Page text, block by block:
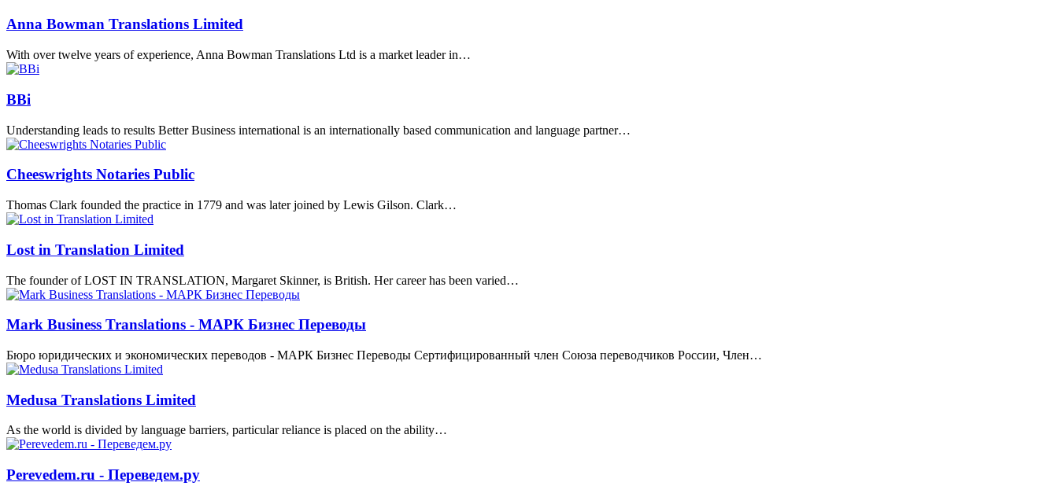
Anna Bowman Translations Limited
With over twelve years of experience, Anna Bowman Translations Ltd is a market leader in…
BBi
Understanding leads to results Better Business international is an internationally based communication and language partner…
Cheeswrights Notaries Public
Thomas Clark founded the practice in 1779 and was later joined by Lewis Gilson. Clark…
Lost in Translation Limited
The founder of LOST IN TRANSLATION, Margaret Skinner, is British. Her career has been varied…
Mark Business Translations - МАРК Бизнес Переводы
Бюро юридических и экономических переводов - МАРК Бизнес Переводы Сертифицированный член Союза переводчиков России, Член…
Medusa Translations Limited
As the world is divided by language barriers, particular reliance is placed on the ability…
Perevedem.ru - Переведем.ру